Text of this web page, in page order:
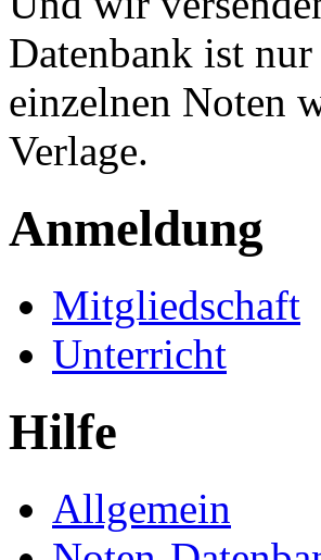
Datenbank ist
einzelnen Noten
Verlage.
Anmeldung
Mitgliedschaft
Unterricht
Hilfe
Allgemein